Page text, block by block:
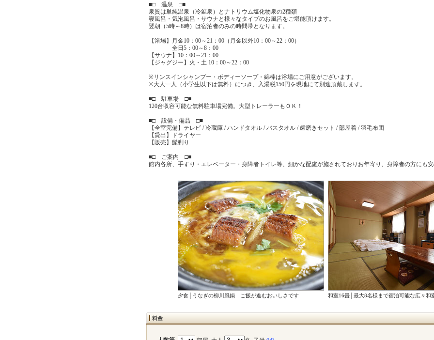
■□ 温泉 □■
泉質は単純温泉（冷鉱泉）とナトリウム塩化物泉の2種類
寝風呂・気泡風呂・サウナと様々なタイプのお風呂をご堪能頂けます。
翌朝（5時～8時）は宿泊者のみの時間帯となります。
【浴場】月金10：00～21：00（月金以外10：00～22：00）
全日5：00～8：00
【サウナ】10：00～21：00
【ジャグジー】火・土 10：00～22：00
※リンスインシャンプー・ボディーソープ・綿棒は浴場にご用意がございます。
※大人一人（小学生以下は無料）につき、入湯税150円を現地にて別途頂戴します。
■□ 駐車場 □■
120台収容可能な無料駐車場完備。大型トレーラーもＯＫ！
■□ 設備・備品 □■
【全室完備】テレビ / 冷蔵庫 / ハンドタオル / バスタオル / 歯磨きセット / 部屋着 / 羽毛布団
【貸出】ドライヤー
【販売】髭剃り
■□ ご案内 □■
館内各所、手すり・エレベーター・身障者トイレ等、細かな配慮が施されておりお年寄り、身障者の方にも
夕食│うなぎの柳川風鍋 ご飯が進むおいしさです 和室16畳│最大8名様まで宿泊可能な広々和